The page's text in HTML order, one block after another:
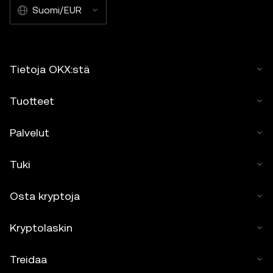
Suomi/EUR
Tietoja OKX:stä
Tuotteet
Palvelut
Tuki
Osta kryptoja
Kryptolaskin
Treidaa